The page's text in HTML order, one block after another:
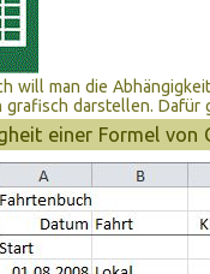
will man die
grafisch darstellen. Dafür
einer Formel von